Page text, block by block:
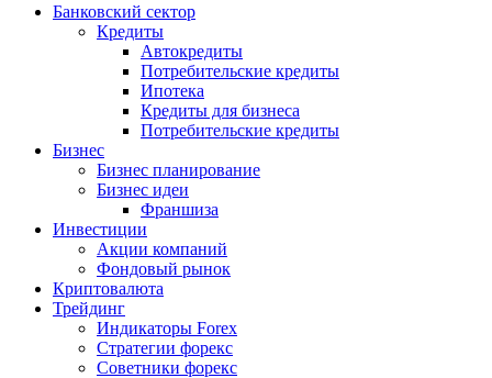
Банковский сектор
Кредиты
Автокредиты
Потребительские кредиты
Ипотека
Кредиты для бизнеса
Потребительские кредиты
Бизнес
Бизнес планирование
Бизнес идеи
Франшиза
Инвестиции
Акции компаний
Фондовый рынок
Криптовалюта
Трейдинг
Индикаторы Forex
Стратегии форекс
Советники форекс